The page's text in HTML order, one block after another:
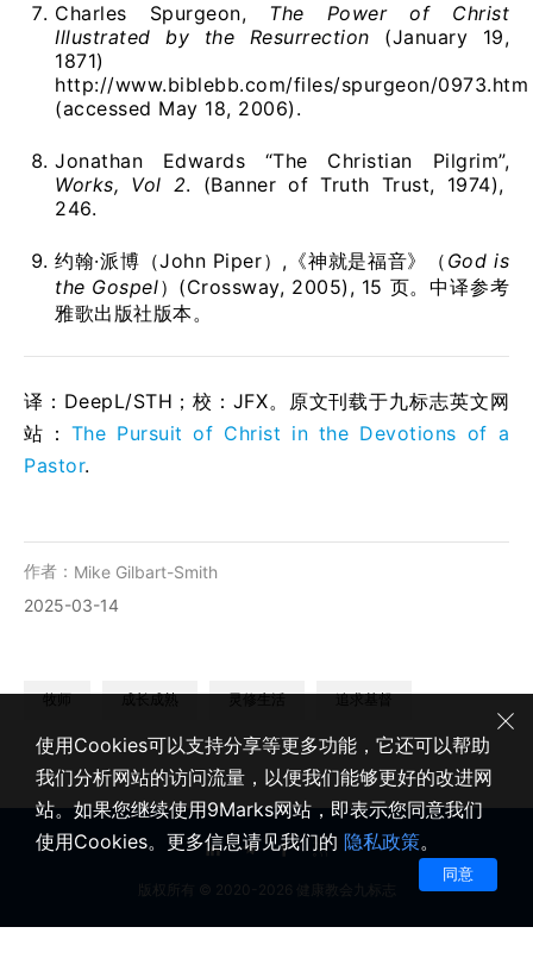
Charles Spurgeon, The Power of Christ
Illustrated by the Resurrection (January 19,
1871)
http://www.biblebb.com/files/spurgeon/0973.htm
(accessed May 18, 2006).
Jonathan Edwards “The Christian Pilgrim”,
Works, Vol 2. (Banner of Truth Trust, 1974),
246.
约翰·派博（John Piper）,《神就是福音》（ God is
the Gospel）(Crossway, 2005), 15 页。中译参考
雅歌出版社版本。
译：DeepL/STH；校： JFX。原文刊载于九标志英文网
站： The Pursuit of Christ in the Devotions of a
Pastor.
作者： Mike Gilbart-Smith
2025-03-14
牧师 成长成熟 灵修生活 追求基督
版权所有 © 2020-2026 健康教会九标志
使用Cookies可以支持分享等更多功能，它还可以帮助
我们分析网站的访问流量，以便我们能够更好的改进网
站。如果您继续使用9Marks网站，即表示您同意我们
使用Cookies。更多信息请见我们的 隐私政策。
同意